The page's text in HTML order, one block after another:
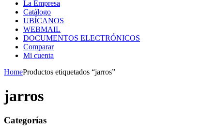
La Empresa
Catálogo
UBÍCANOS
WEBMAIL
DOCUMENTOS ELECTRÓNICOS
Comparar
Mi cuenta
HomeProductos etiquetados “jarros”
jarros
Categorías